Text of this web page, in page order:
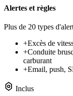
Alertes et règles
Plus de 20 types
+Excès de
+Conduite
carburant
+Email, push,
Inclus